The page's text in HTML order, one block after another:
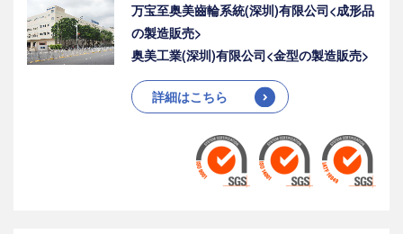
万宝至奥美齒輪系統(深圳)有限公司<成形品
の製造販売>
奥美工業(深圳)有限公司<金型の製造販売>
詳細はこちら